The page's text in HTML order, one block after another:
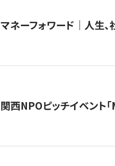
マネーフォワード｜人生
関西NPOピッチイベント